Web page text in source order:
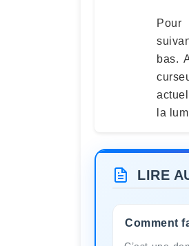
Pour
bas.
la
LIRE
Comment